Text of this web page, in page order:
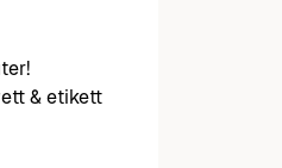
& etikett